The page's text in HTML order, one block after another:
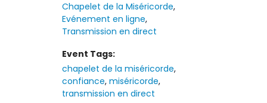
Chapelet de la Miséricorde,
Evénement en ligne,
Transmission en direct
Event Tags:
chapelet de la miséricorde,
confiance, miséricorde,
transmission en direct